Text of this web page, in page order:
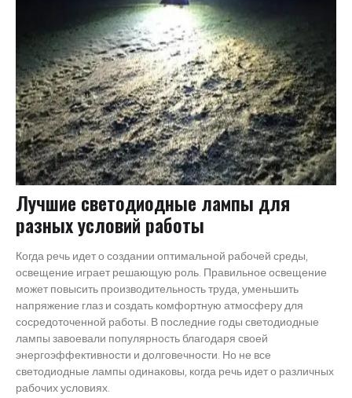
Лучшие светодиодные лампы для
разных условий работы
Когда речь идет о создании оптимальной рабочей среды,
освещение играет решающую роль. Правильное освещение
может повысить производительность труда, уменьшить
напряжение глаз и создать комфортную атмосферу для
сосредоточенной работы. В последние годы светодиодные
лампы завоевали популярность благодаря своей
энергоэффективности и долговечности. Но не все
светодиодные лампы одинаковы, когда речь идет о различных
рабочих условиях.